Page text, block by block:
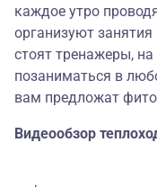
каждое утро
организуют
стоят тренажеры,
позаниматься в
вам предложат
Видеообзор